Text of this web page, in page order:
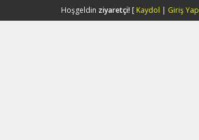
Hoşgeldin ziyaretçi! [ Kaydol | Giriş Yap